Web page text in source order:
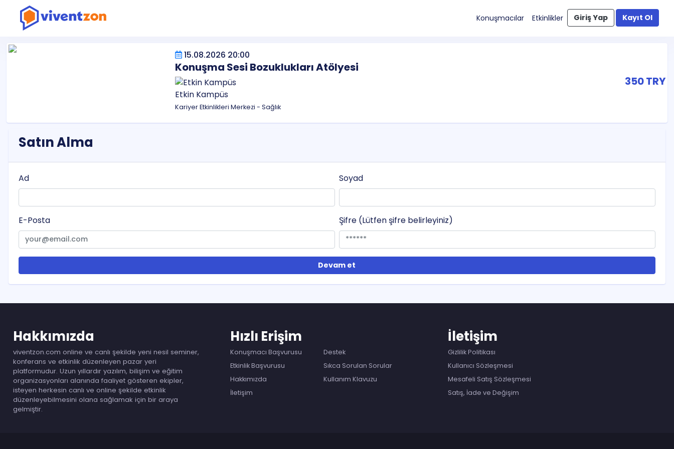
Konuşmacılar Etkinlikler Giriş Yap Kayıt Ol
15.08.2026 20:00
Konuşma Sesi Bozuklukları Atölyesi
Etkin Kampüs
Kariyer Etkinlikleri Merkezi - Sağlık
350 TRY
Satın Alma
Ad Soyad
E-Posta Şifre (Lütfen şifre belirleyiniz)
Devam et
Hakkımızda
viventzon.com online ve canlı şekilde yeni nesil seminer,
konferans ve etkinlik düzenleyen pazar yeri
platformudur. Uzun yıllardır yazılım, bilişim ve eğitim
organizasyonları alanında faaliyet gösteren ekipler,
isteyen herkesin canlı ve online şekilde etkinlik
düzenleyebilmesini olana sağlamak için bir araya
gelmiştir.
Hızlı Erişim
Konuşmacı Başvurusu
Etkinlik Başvurusu
Hakkımızda
İletişim
Destek
Sıkca Sorulan Sorular
Kullanım Klavuzu
İletişim
Gizlilik Politikası
Kullanıcı Sözleşmesi
Mesafeli Satış Sözleşmesi
Satış, İade ve Değişim